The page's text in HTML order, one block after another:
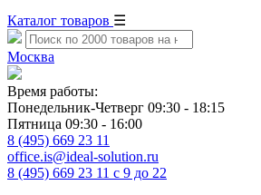
Каталог товаров ☰
Москва
Время работы:
Понедельник-Четверг 09:30 - 18:15
Пятница 09:30 - 16:00
8 (495) 669 23 11
office.is@ideal-solution.ru
8 (495) 669 23 11 с 9 до 22